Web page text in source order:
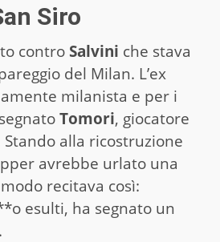
Siro
contro Salvini che stava
del Milan. L’ex
milanista e per i
Tomori, giocatore
alla ricostruzione
avrebbe urlato una
recitava così:
esulti, ha segnato un